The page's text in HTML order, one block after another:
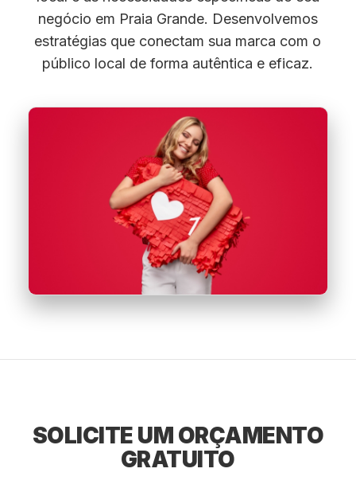
negócio em Praia Grande. Desenvolvemos
estratégias que conectam sua marca com o
público local de forma autêntica e eficaz.
SOLICITE UM ORÇAMENTO
GRATUITO